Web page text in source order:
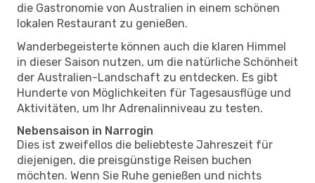
die Gastronomie von Australien in einem schönen
lokalen Restaurant zu genießen.
Wanderbegeisterte können auch die klaren Himmel
in dieser Saison nutzen, um die natürliche Schönheit
der Australien-Landschaft zu entdecken. Es gibt
Hunderte von Möglichkeiten für Tagesausflüge und
Aktivitäten, um Ihr Adrenalinniveau zu testen.
Nebensaison in Narrogin
Dies ist zweifellos die beliebteste Jahreszeit für
diejenigen, die preisgünstige Reisen buchen
möchten. Wenn Sie Ruhe genießen und nichts